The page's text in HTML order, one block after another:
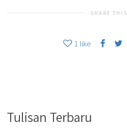
SHARE THIS
1 like
Tulisan Terbaru